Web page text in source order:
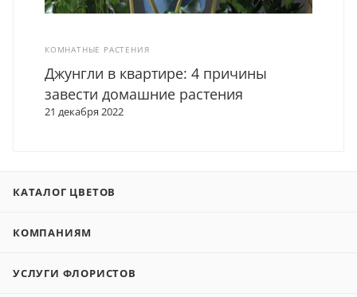
КОМНАТНЫЕ РАСТЕНИЯ
21 декабря 2022
Джунгли в квартире: 4 причины
завести домашние растения
КАТАЛОГ ЦВЕТОВ
КОМПАНИЯМ
УСЛУГИ ФЛОРИСТОВ